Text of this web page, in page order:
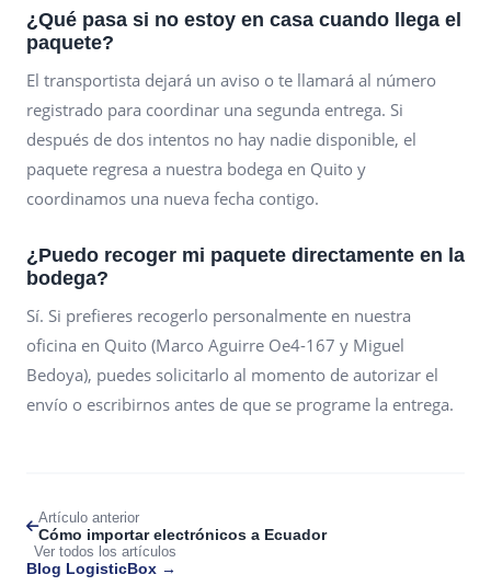
¿Qué pasa si no estoy en casa cuando llega el
paquete?
El transportista dejará un aviso o te llamará al número
registrado para coordinar una segunda entrega. Si
después de dos intentos no hay nadie disponible, el
paquete regresa a nuestra bodega en Quito y
coordinamos una nueva fecha contigo.
¿Puedo recoger mi paquete directamente en la
bodega?
Sí. Si prefieres recogerlo personalmente en nuestra
oficina en Quito (Marco Aguirre Oe4-167 y Miguel
Bedoya), puedes solicitarlo al momento de autorizar el
envío o escribirnos antes de que se programe la entrega.
Artículo anterior
Cómo importar electrónicos a Ecuador
Ver todos los artículos
Blog LogisticBox →